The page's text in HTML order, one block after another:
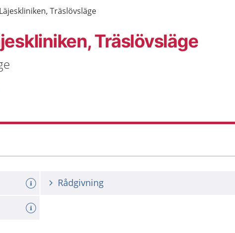
Träslövsläge
Träslövsläge
Rådgivning